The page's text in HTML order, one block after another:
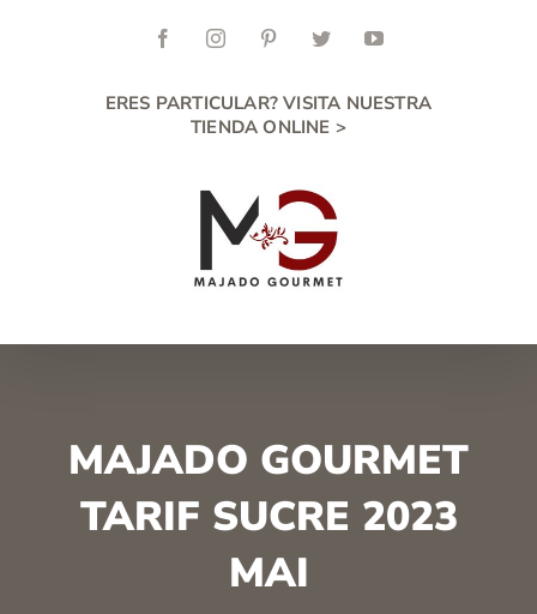
ERES PARTICULAR? VISITA NUESTRA
TIENDA ONLINE >
MAJADO GOURMET
TARIF SUCRE 2023
MAI